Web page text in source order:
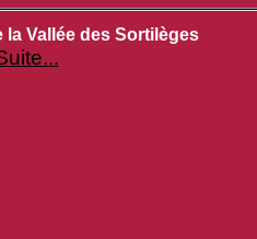
la Vallée des Sortilèges